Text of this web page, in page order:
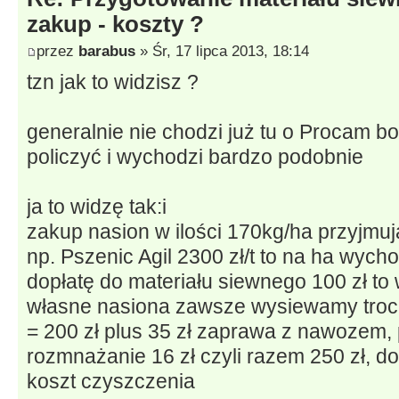
zakup - koszty ?
przez barabus » Śr, 17 lipca 2013, 18:14
tzn jak to widzisz ?
generalnie nie chodzi już tu o Procam
policzyć i wychodzi bardzo podobnie
ja to widzę tak:i
zakup nasion w ilości 170kg/ha
np. Pszenic Agil 2300 zł/t to na ha
dopłatę do materiału siewnego 100 zł to
własne nasiona zawsze wysiewamy
= 200 zł plus 35 zł zaprawa z
rozmnażanie 16 zł czyli razem 250 zł,
koszt czyszczenia